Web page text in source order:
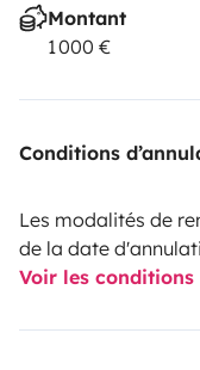
Montant
1 000 €
Conditions
Les modalités de
de la date
Voir les conditions